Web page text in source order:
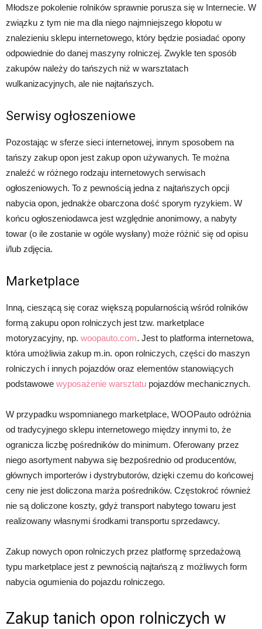
Młodsze pokolenie rolników sprawnie porusza się w Internecie. W
związku z tym nie ma dla niego najmniejszego kłopotu w
znalezieniu sklepu internetowego, który będzie posiadać opony
odpowiednie do danej maszyny rolniczej. Zwykle ten sposób
zakupów należy do tańszych niż w warsztatach
wulkanizacyjnych, ale nie najtańszych.
Serwisy ogłoszeniowe
Pozostając w sferze sieci internetowej, innym sposobem na
tańszy zakup opon jest zakup opon używanych. Te można
znaleźć w różnego rodzaju internetowych serwisach
ogłoszeniowych. To z pewnością jedna z najtańszych opcji
nabycia opon, jednakże obarczona dość sporym ryzykiem. W
końcu ogłoszeniodawca jest względnie anonimowy, a nabyty
towar (o ile zostanie w ogóle wysłany) może różnić się od opisu
i/lub zdjęcia.
Marketplace
Inną, cieszącą się coraz większą popularnością wśród rolników
formą zakupu opon rolniczych jest tzw. marketplace
motoryzacyjny, np. woopauto.com. Jest to platforma internetowa,
która umożliwia zakup m.in. opon rolniczych, części do maszyn
rolniczych i innych pojazdów oraz elementów stanowiących
podstawowe wyposażenie warsztatu pojazdów mechanicznych.
W przypadku wspomnianego marketplace, WOOPauto odróżnia
od tradycyjnego sklepu internetowego między innymi to, że
ogranicza liczbę pośredników do minimum. Oferowany przez
niego asortyment nabywa się bezpośrednio od producentów,
głównych importerów i dystrybutorów, dzięki czemu do końcowej
ceny nie jest doliczona marża pośredników. Częstokroć również
nie są doliczone koszty, gdyż transport nabytego towaru jest
realizowany własnymi środkami transportu sprzedawcy.
Zakup nowych opon rolniczych przez platformę sprzedażową
typu marketplace jest z pewnością najtańszą z możliwych form
nabycia ogumienia do pojazdu rolniczego.
Zakup tanich opon rolniczych w